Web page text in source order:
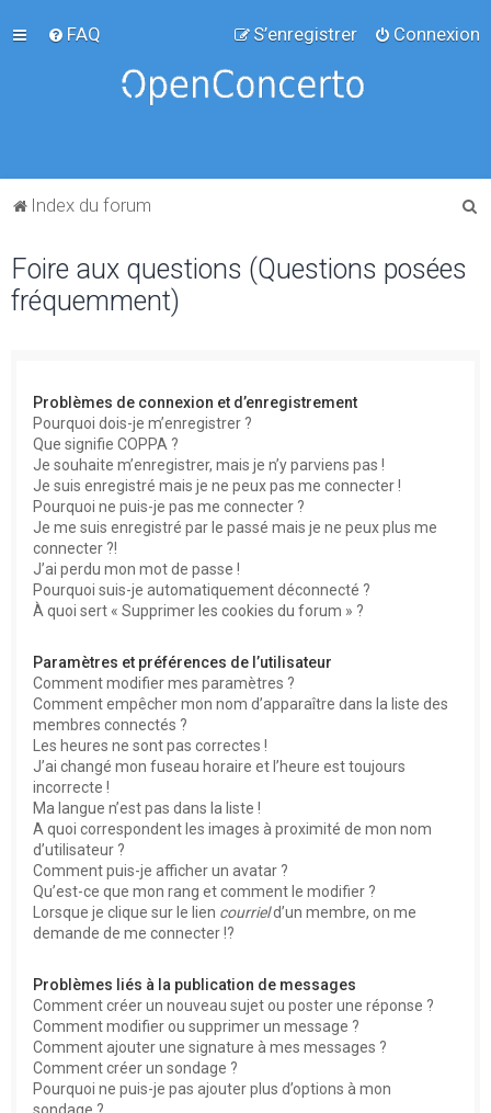
FAQ Connexion
S’enregistrer
Index du forum
Foire aux questions (Questions posées
fréquemment)
Problèmes de connexion et d’enregistrement
Pourquoi dois-je m’enregistrer ?
Que signifie COPPA ?
Je souhaite m’enregistrer, mais je n’y parviens pas !
Je suis enregistré mais je ne peux pas me connecter !
Pourquoi ne puis-je pas me connecter ?
Je me suis enregistré par le passé mais je ne peux plus me
connecter ?!
J’ai perdu mon mot de passe !
Pourquoi suis-je automatiquement déconnecté ?
À quoi sert « Supprimer les cookies du forum » ?
Paramètres et préférences de l’utilisateur
Comment modifier mes paramètres ?
Comment empêcher mon nom d’apparaître dans la liste des
membres connectés ?
Les heures ne sont pas correctes !
J’ai changé mon fuseau horaire et l’heure est toujours
incorrecte !
Ma langue n’est pas dans la liste !
A quoi correspondent les images à proximité de mon nom
d’utilisateur ?
Comment puis-je afficher un avatar ?
Qu’est-ce que mon rang et comment le modifier ?
Lorsque je clique sur le lien courrield’un membre, on me
demande de me connecter !?
Problèmes liés à la publication de messages
Comment créer un nouveau sujet ou poster une réponse ?
Comment modifier ou supprimer un message ?
Comment ajouter une signature à mes messages ?
Comment créer un sondage ?
Pourquoi ne puis-je pas ajouter plus d’options à mon